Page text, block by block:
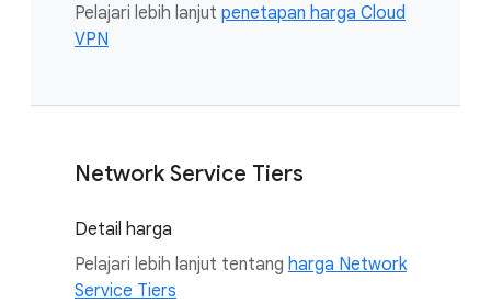
Pelajari lebih lanjut penetapan harga Cloud
VPN
Network Service Tiers
Detail harga
Pelajari lebih lanjut tentang harga Network
Service Tiers